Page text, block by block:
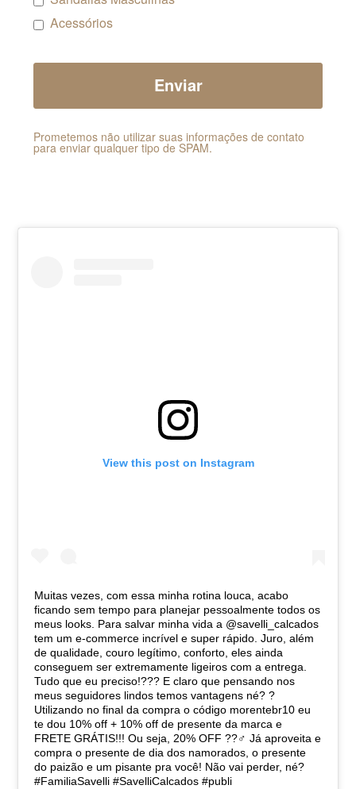
Acessórios
Prometemos não utilizar suas informações de contato
para enviar qualquer tipo de SPAM.
View this post on Instagram
Muitas vezes, com essa minha rotina louca, acabo
ficando sem tempo para planejar pessoalmente todos os
meus looks. Para salvar minha vida a @savelli_calcados
tem um e-commerce incrível e super rápido. Juro, além
de qualidade, couro legítimo, conforto, eles ainda
conseguem ser extremamente ligeiros com a entrega.
Tudo que eu preciso!??? E claro que pensando nos
meus seguidores lindos temos vantagens né? ?
Utilizando no final da compra o código morentebr10 eu
te dou 10% off + 10% off de presente da marca e
FRETE GRÁTIS!!! Ou seja, 20% OFF ??‍♂️ Já aproveita e
compra o presente de dia dos namorados, o presente
do paizão e um pisante pra você! Não vai perder, né?
#FamiliaSavelli #SavelliCalcados #publi